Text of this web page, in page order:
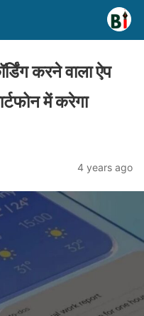
करने वाला ऐप
में करेगा
4 years ago